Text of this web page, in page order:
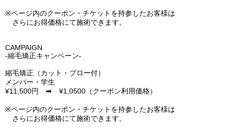
※ページ内のクーポン・チケットを持参したお客様は
さらにお得価格にて施術できます。
CAMPAIGN
-縮毛矯正キャンペーン-
縮毛矯正（カット・ブロー付）
メンバー・学生
¥11,500円 ➡ ¥1,0500（クーポン利用価格）
※ページ内のクーポン・チケットを持参したお客様は
さらにお得価格にて施術できます。